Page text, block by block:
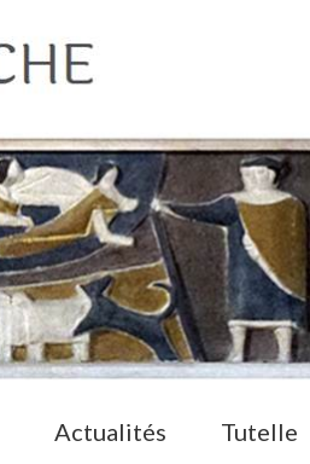
Actualités Tutelle